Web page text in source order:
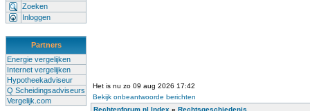
Zoeken
Inloggen
Partners
Energie vergelijken
Internet vergelijken
Hypotheekadviseur
Q Scheidingsadviseurs
Vergelijk.com
Het is nu zo 09 aug 2026 17:42
Bekijk onbeantwoorde berichten
Rechtenforum.nl Index » Rechtsgeschiedenis